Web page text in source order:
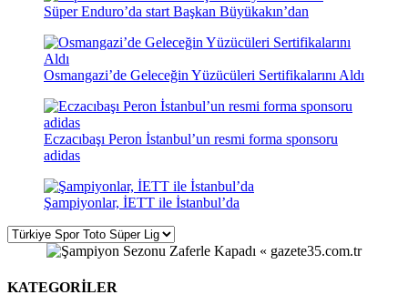
Süper Enduro’da start Başkan Büyükakın’dan
Osmangazi’de Geleceğin Yüzücüleri Sertifikalarını Aldı
Eczacıbaşı Peron İstanbul’un resmi forma sponsoru
adidas
Şampiyonlar, İETT ile İstanbul’da
KATEGORİLER